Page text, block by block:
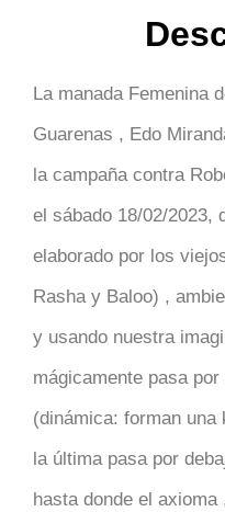
La manada Femenina
Guarenas , Edo
la campaña contra
el sábado 18/02/2023,
elaborado por los
Rasha y Baloo) ,
y usando nuestra
mágicamente pasa
(dinámica: forman
la última pasa por
hasta donde el